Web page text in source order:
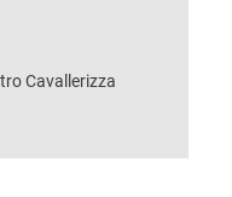
Cavallerizza